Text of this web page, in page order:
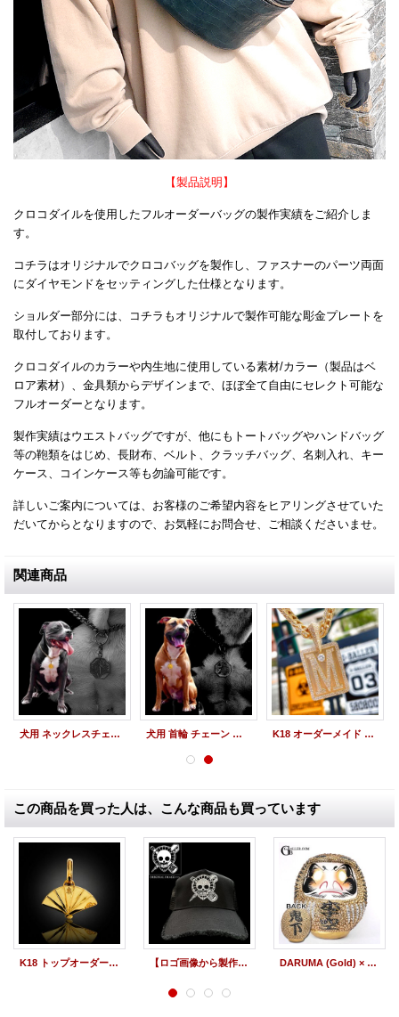
【製品説明】
クロコダイルを使用したフルオーダーバッグの製作実績をご紹介しま
す。
コチラはオリジナルでクロコバッグを製作し、ファスナーのパーツ両面
にダイヤモンドをセッティングした仕様となります。
ショルダー部分には、コチラもオリジナルで製作可能な彫金プレートを
取付しております。
クロコダイルのカラーや内生地に使用している素材/カラー（製品はベ
ロア素材）、金具類からデザインまで、ほぼ全て自由にセレクト可能な
フルオーダーとなります。
製作実績はウエストバッグですが、他にもトートバッグやハンドバッグ
等の鞄類をはじめ、長財布、ベルト、クラッチバッグ、名刺入れ、キー
ケース、コインケース等も勿論可能です。
詳しいご案内については、お客様のご希望内容をヒアリングさせていた
だいてからとなりますので、お気軽にお問合せ、ご相談くださいませ。
関連商品
犬用 ネックレスチェーン 首輪 ペンダントトップ "武蔵" 八角 喧嘩札 オーダーメイド 特注 シルバー 18金 コーティング オーダーメイド製作 犬用 首輪 チェーン ネックレスペンダント "太尊" 八角 喧嘩札 オーダーメイド 特注 シルバー 18金 コーティング オーダーメイド製作 K18 オーダーメイド ペンダント ダイヤモンド "M" タグトップ Iced ジュエリー カスタムオーダー
この商品を買った人は、こんな商品も買っています
K18 トップオーダー 扇ペンダント "檜扇" オーダーメイド ジュエリー 製作実績 【ロゴ画像から製作可能】スワロフスキー カスタム オーダー キャップ 製作実績 DARUMA (Gold) × スワロフスキー デザインだるま フルオーダー ※ご希望の漢字をデザインして製作した実績となります